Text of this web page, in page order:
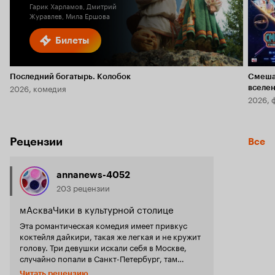
Билеты
Гарик Харламов, Дмитрий
Журавлев, Мила Ершова
Последний богатырь. Колобок
2026, комедия
2026,
Рецензии Все
annanews-4052
203 рецензии
мАскваЧики в культурной столице
Эта романтическая комедия имеет привкус
коктейля дайкири, такая же легкая и не кружит
голову. Три девушки искали себя в Москве,
случайно попали в Санкт-Петербург, там
открыли свой бар и нашли любовь. Все